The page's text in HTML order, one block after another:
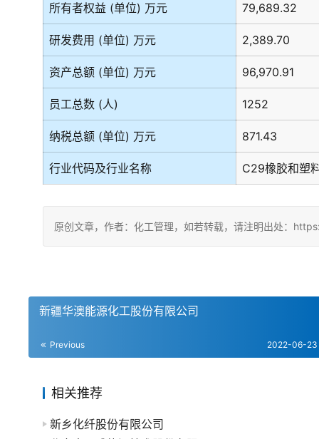
所有者权益 (单位) 万元 79,689.32
研发费用 (单位) 万元 2,389.70
资产总额 (单位) 万元 96,970.91
员工总数 (人) 1252
纳税总额 (单位) 万元 871.43
行业代码及行业名称 C29橡胶和塑
原创文章，作者：化工管理，如若转载，请注明出处：
新疆华澳能源化工股份有限公司
Previous 2022-06-23
相关推荐
新乡化纤股份有限公司